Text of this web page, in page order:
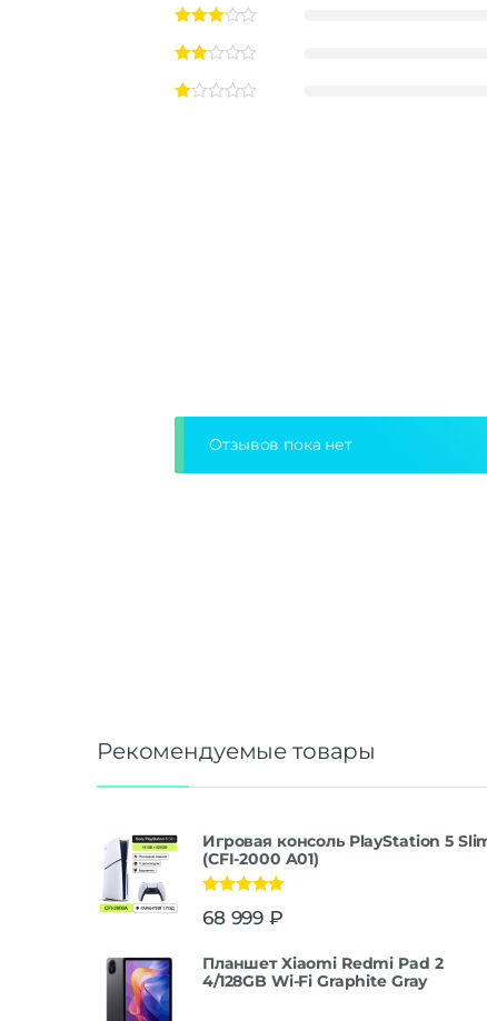
Отзывов пока нет
Рекомендуемые товары
Игровая консоль PlayStation 5
(CFI-2000 A01)
из 5
68 999 ₽
Планшет Xiaomi Redmi Pad 2
4/128GB Wi-Fi Graphite Gray